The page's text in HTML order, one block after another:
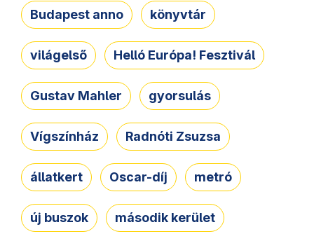
Budapest anno könyvtár
világelső Helló Európa! Fesztivál
Gustav Mahler gyorsulás
Vígszínház Radnóti Zsuzsa
állatkert Oscar-díj metró
új buszok második kerület